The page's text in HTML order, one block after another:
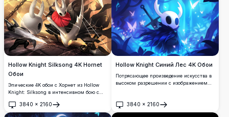
архитектуру, светящиеся зеленые
сияния, загадочные руины и эфирные
световые эффекты. Идеально подходит
для поклонников инди-игр и эстетики
темного фэнтези, этот
высококачественный фон рабочего стола
передает завораживающую красоту
глубин Халлонеста.
эстетическую привлекательность для
настольных и мобильных дисплеев.
Hollow Knight Silksong 4K Hornet
Обои
Эпические 4K обои с Хорнет из Hollow
Knight: Silksong в интенсивном бою с
Высокоразрешающая графика,
демонстрирующая ловкую героиню,
3840 × 2160
Открыть
Hollow Knight Синий Лес 4K Обои
Потрясающее произведение искусства в
высоком разрешении с изображением
стиль cel-shaded анимации со
светящимися бабочками, эфирными
3840 × 2160
Открыть